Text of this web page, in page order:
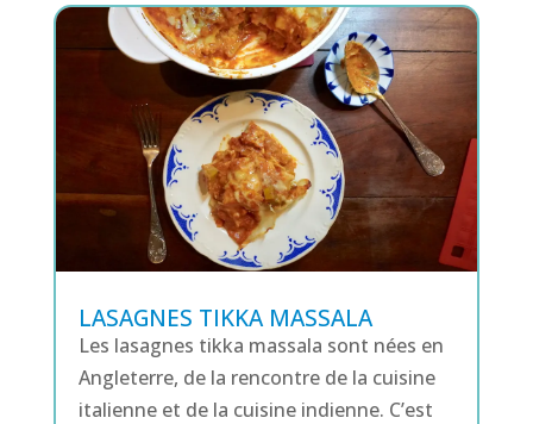
LASAGNES TIKKA MASSALA
Les lasagnes tikka massala sont nées en
Angleterre, de la rencontre de la cuisine
italienne et de la cuisine indienne. C’est